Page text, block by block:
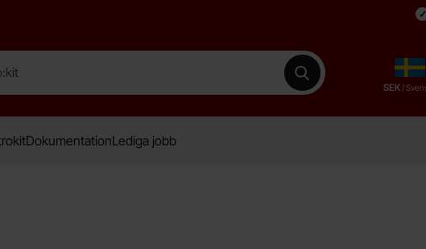
Genomför sökning
,SEK /
DokumentationLediga jobb